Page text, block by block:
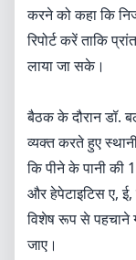
करने को कहा कि
रिपोर्ट करें ताकि
लाया जा सके।
बैठक के दौरान डॉ.
व्यक्त करते हुए
कि पीने के पानी की
और हेपेटाइटिस ए,
विशेष रूप से पहचाने
जाए।